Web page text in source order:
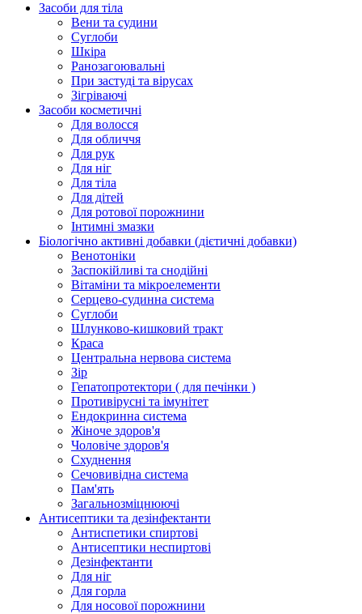
Засоби для тіла
Вени та судини
Суглоби
Шкіра
Ранозагоювальні
При застуді та вірусах
Зігріваючі
Засоби косметичні
Для волосся
Для обличчя
Для рук
Для ніг
Для тіла
Для дітей
Для ротової порожнини
Інтимні змазки
Біологічно активні добавки (дієтичні добавки)
Венотоніки
Заспокійливі та снодійні
Вітаміни та мікроелементи
Серцево-судинна система
Суглоби
Шлунково-кишковий тракт
Краса
Центральна нервова система
Зір
Гепатопротектори ( для печінки )
Противірусні та імунітет
Ендокринна система
Жіноче здоров'я
Чоловіче здоров'я
Схуднення
Сечовивідна система
Пам'ять
Загальнозміцнюючі
Антисептики та дезінфектанти
Антиспетики спиртові
Антисептики неспиртові
Дезінфектанти
Для ніг
Для горла
Для носової порожнини